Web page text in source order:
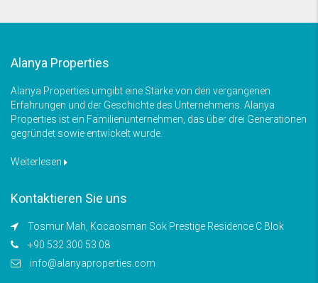
Alanya Properties
Alanya Properties umgibt eine Stärke von den vergangenen
Erfahrungen und der Geschichte des Unternehmens. Alanya
Properties ist ein Familienunternehmen, das über drei Generationen
gegründet sowie entwickelt wurde.
Weiterlesen
Kontaktieren Sie uns
Tosmur Mah, Kocaosman Sok Prestige Residence C Blok
+90 532 300 53 08
info@alanyaproperties.com